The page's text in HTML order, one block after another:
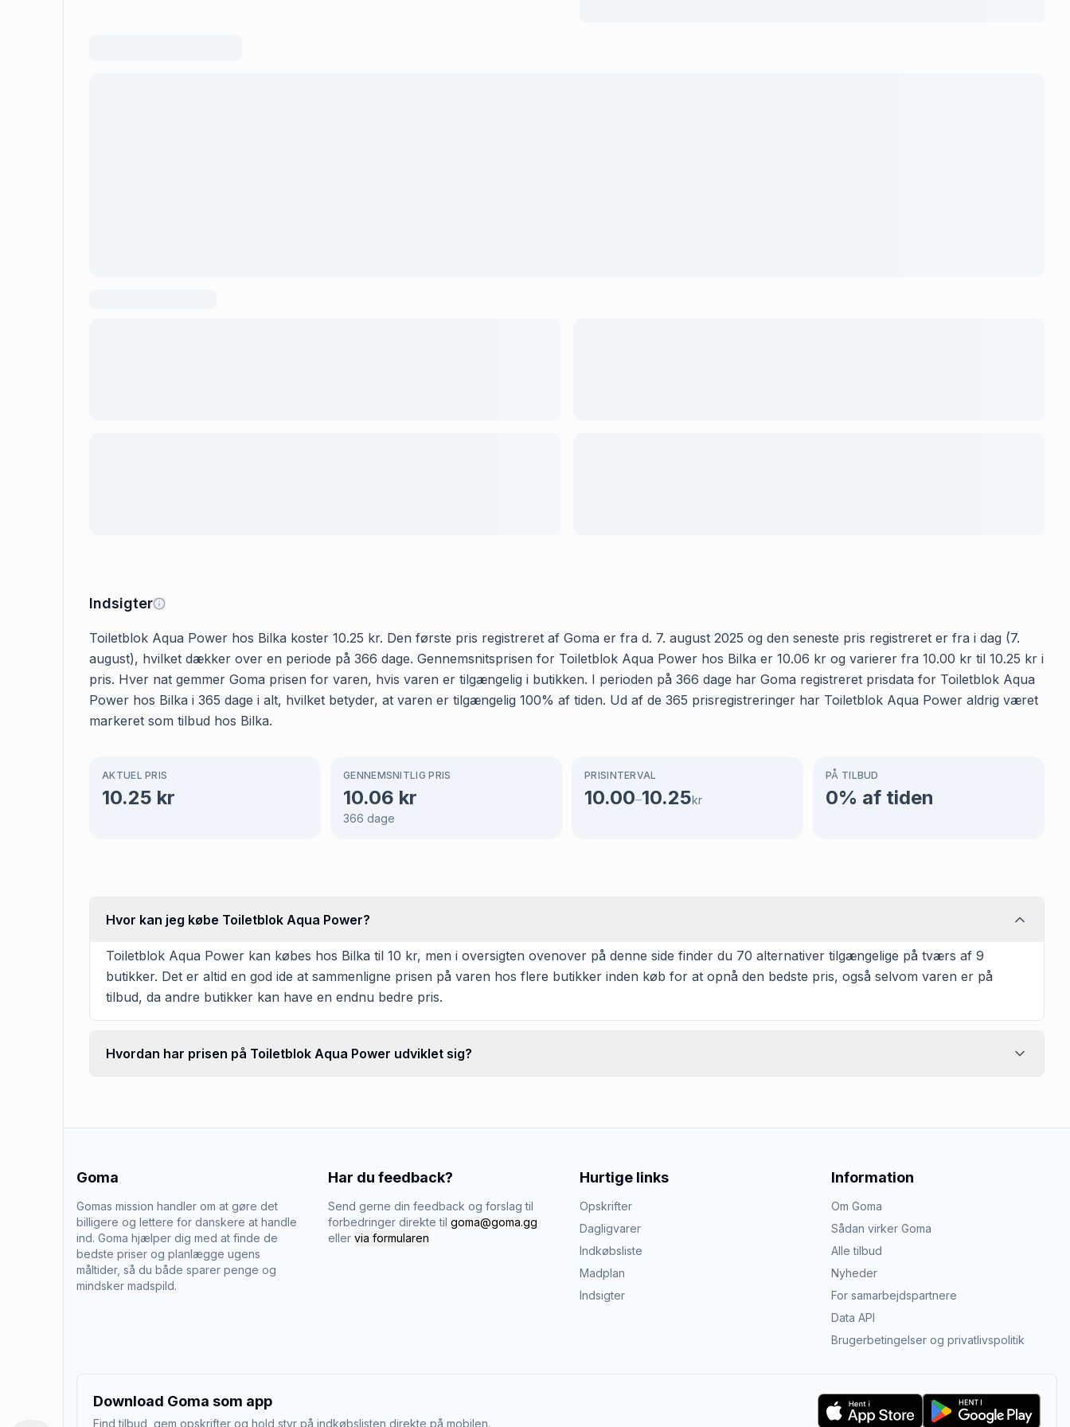
Indsigter
Toiletblok Aqua Power hos Bilka koster 10.25 kr. Den første pris registreret af Goma er fra d. 7. august 2025 og den seneste pris registreret er fra i dag (7.
august), hvilket dækker over en periode på 366 dage. Gennemsnitsprisen for Toiletblok Aqua Power hos Bilka er 10.06 kr og varierer fra 10.00 kr til 10.25 kr i
pris. Hver nat gemmer Goma prisen for varen, hvis varen er tilgængelig i butikken. I perioden på 366 dage har Goma registreret prisdata for Toiletblok Aqua
Power hos Bilka i 365 dage i alt, hvilket betyder, at varen er tilgængelig 100% af tiden. Ud af de 365 prisregistreringer har Toiletblok Aqua Power aldrig været
markeret som tilbud hos Bilka.
AKTUEL PRIS
10.25 kr
GENNEMSNITLIG PRIS
10.06 kr
366 dage
PRISINTERVAL
10.00–10.25kr
PÅ TILBUD
0% af tiden
Hvor kan jeg købe Toiletblok Aqua Power?
Toiletblok Aqua Power kan købes hos Bilka til 10 kr, men i oversigten ovenover på denne side finder du 70 alternativer tilgængelige på tværs af 9
butikker. Det er altid en god ide at sammenligne prisen på varen hos flere butikker inden køb for at opnå den bedste pris, også selvom varen er på
tilbud, da andre butikker kan have en endnu bedre pris.
Hvordan har prisen på Toiletblok Aqua Power udviklet sig?
Goma
Gomas mission handler om at gøre det
billigere og lettere for danskere at handle
ind. Goma hjælper dig med at finde de
bedste priser og planlægge ugens
måltider, så du både sparer penge og
mindsker madspild.
Har du feedback?
Send gerne din feedback og forslag til
forbedringer direkte til goma@goma.gg
eller via formularen
Hurtige links
Opskrifter
Dagligvarer
Indkøbsliste
Madplan
Indsigter
Information
Om Goma
Sådan virker Goma
Alle tilbud
Nyheder
For samarbejdspartnere
Data API
Brugerbetingelser og privatlivspolitik
Download Goma som app
Find tilbud, gem opskrifter og hold styr på indkøbslisten direkte på mobilen.